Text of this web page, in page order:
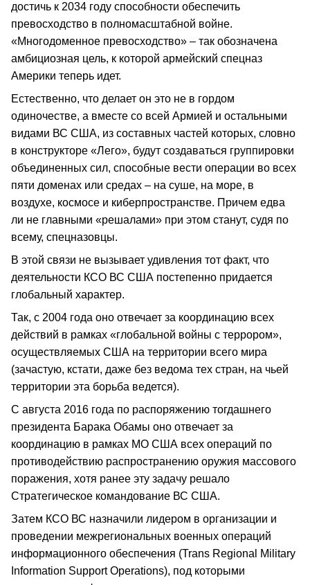
достичь к 2034 году способности обеспечить
превосходство в полномасштабной войне.
«Многодоменное превосходство» – так обозначена
амбициозная цель, к которой армейский спецназ
Америки теперь идет.
Естественно, что делает он это не в гордом
одиночестве, а вместе со всей Армией и остальными
видами ВС США, из составных частей которых, словно
в конструкторе «Лего», будут создаваться группировки
объединенных сил, способные вести операции во всех
пяти доменах или средах – на суше, на море, в
воздухе, космосе и киберпространстве. Причем едва
ли не главными «решалами» при этом станут, судя по
всему, спецназовцы.
В этой связи не вызывает удивления тот факт, что
деятельности КСО ВС США постепенно придается
глобальный характер.
Так, с 2004 года оно отвечает за координацию всех
действий в рамках «глобальной войны с террором»,
осуществляемых США на территории всего мира
(зачастую, кстати, даже без ведома тех стран, на чьей
территории эта борьба ведется).
С августа 2016 года по распоряжению тогдашнего
президента Барака Обамы оно отвечает за
координацию в рамках МО США всех операций по
противодействию распространению оружия массового
поражения, хотя ранее эту задачу решало
Стратегическое командование ВС США.
Затем КСО ВС назначили лидером в организации и
проведении межрегиональных военных операций
информационного обеспечения (Trans Regional Military
Information Support Operations), под которыми